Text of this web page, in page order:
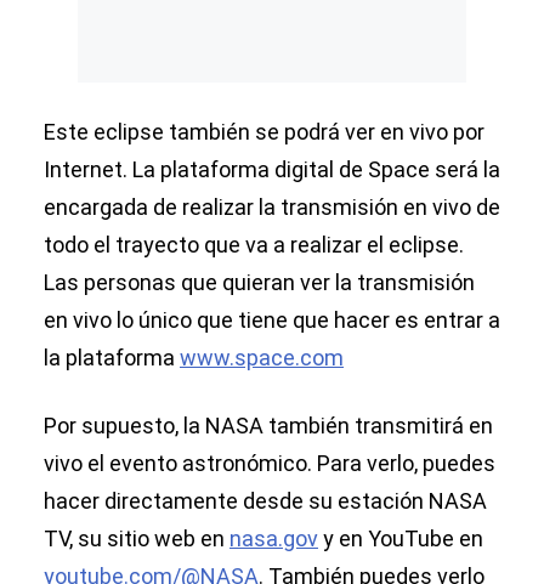
Este eclipse también se podrá ver en vivo por
Internet. La plataforma digital de Space será la
encargada de realizar la transmisión en vivo de
todo el trayecto que va a realizar el eclipse.
Las personas que quieran ver la transmisión
en vivo lo único que tiene que hacer es entrar a
la plataforma www.space.com
Por supuesto, la NASA también transmitirá en
vivo el evento astronómico. Para verlo, puedes
hacer directamente desde su estación NASA
TV, su sitio web en nasa.govy en YouTube en
youtube.com/@NASA. También puedes verlo